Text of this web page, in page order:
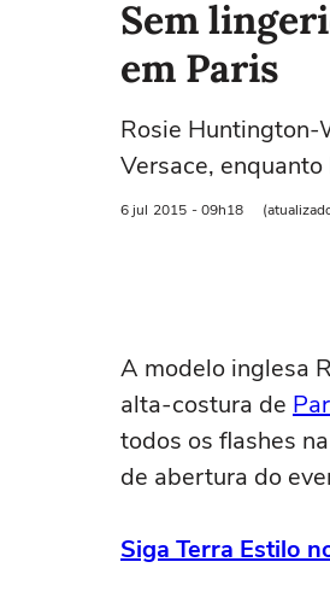
Sem
em Paris
Rosie Huntington-
Versace,
6 jul 2015 - 09h18
A modelo inglesa
alta-costura de
todos os flashes
de abertura do
Siga Terra Estilo